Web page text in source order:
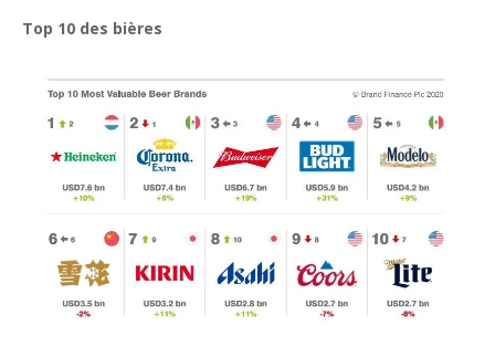
Unknown-May 22 2026
Marques françaises : Chanel aux sommets de la
Tsirisoa Edition
Art et médias sociaux : à l'ère de la "présence ciblée"
Unknown-May 09 2026
Unknown
May 03 2026
Economie : quand le roi dollar grince
Unknown
Apr 26 2026
Tourisme : le Maroc confirme sa vitalité
Top 10 des bières